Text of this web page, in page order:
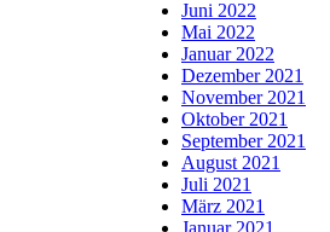
Juni 2022
Mai 2022
Januar 2022
Dezember 2021
November 2021
Oktober 2021
September 2021
August 2021
Juli 2021
März 2021
Januar 2021